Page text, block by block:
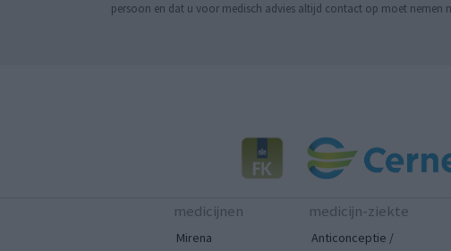
persoon en dat u voor medisch advies altijd contact op moet nemen
medicijnen
Mirena
medicijn-ziekte
Anticonceptie /